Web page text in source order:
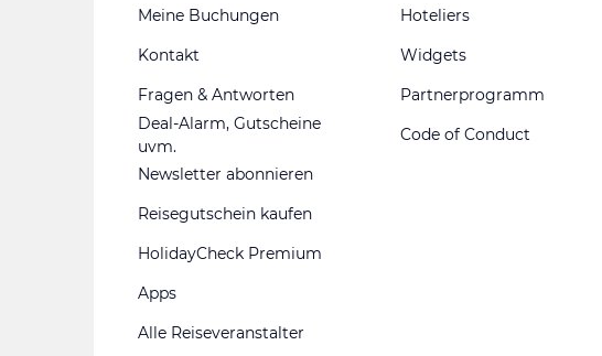
Meine Buchungen
Kontakt
Fragen & Antworten
Deal-Alarm, Gutscheine
uvm.
Newsletter abonnieren
Reisegutschein kaufen
HolidayCheck Premium
Apps
Alle Reiseveranstalter
Hoteliers
Widgets
Partnerprogramm
Code of Conduct